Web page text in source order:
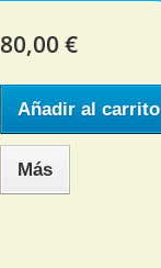
80,00 €
Añadir al carrito
Más